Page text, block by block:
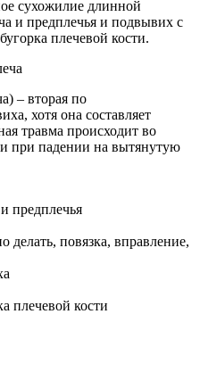
сухожилие длинной
и предплечья и подвывих с
плечевой кости.
– вторая по
хотя она составляет
травма происходит во
при падении на вытянутую
предплечья
повязка, вправление,
плечевой кости